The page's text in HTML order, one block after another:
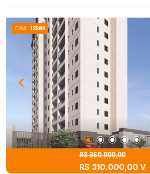
Cód. 12584
R$ 350.000,00
R$ 310.000,00 V